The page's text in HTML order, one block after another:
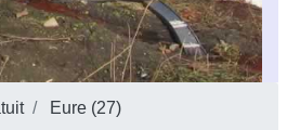
Eure (27)